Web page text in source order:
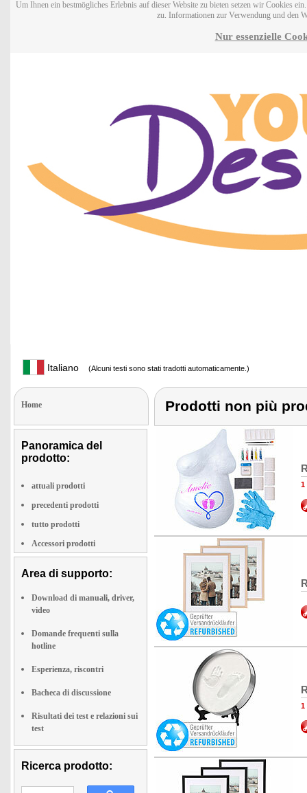
Um Ihnen ein bestmögliches Erlebnis auf dieser Website zu bieten setzen wir Cookies
zu. Informationen zur Verwendung und den
Nur essenzielle
Italiano (Alcuni testi sono stati tradotti automaticamente.)
Home
Panoramica del
prodotto:
attuali prodotti
precedenti prodotti
tutto prodotti
Accessori prodotti
Area di supporto:
Download di manuali, driver,
video
Domande frequenti sulla
hotline
Esperienza, riscontri
Bacheca di discussione
Risultati dei test e relazioni sui
test
Ricerca prodotto:
Prodotti non più
1
1